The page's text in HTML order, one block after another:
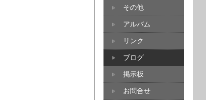
その他
アルバム
リンク
ブログ
掲示板
お問合せ